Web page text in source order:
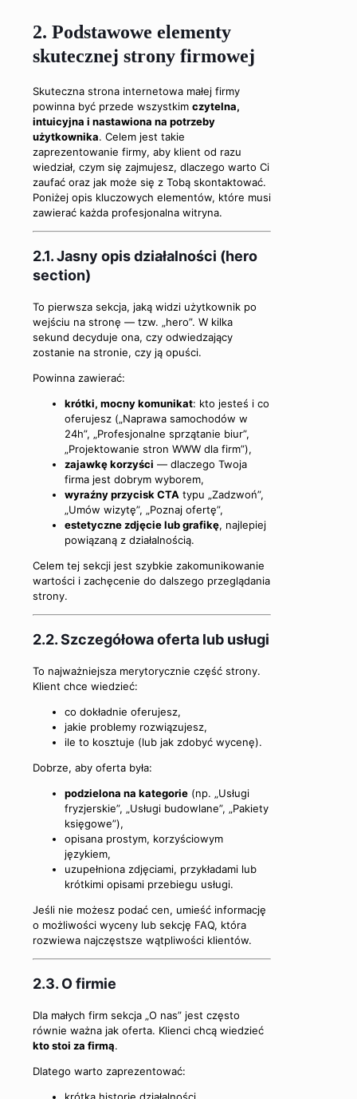
2. Podstawowe elementy
skutecznej strony firmowej
Skuteczna strona internetowa małej firmy
powinna być przede wszystkim czytelna,
intuicyjna i nastawiona na potrzeby
użytkownika. Celem jest takie
zaprezentowanie firmy, aby klient od razu
wiedział, czym się zajmujesz, dlaczego warto Ci
zaufać oraz jak może się z Tobą skontaktować.
Poniżej opis kluczowych elementów, które musi
zawierać każda profesjonalna witryna.
2.1. Jasny opis działalności (hero
section)
To pierwsza sekcja, jaką widzi użytkownik po
wejściu na stronę — tzw. „hero”. W kilka
sekund decyduje ona, czy odwiedzający
zostanie na stronie, czy ją opuści.
Powinna zawierać:
krótki, mocny komunikat: kto jesteś i co
oferujesz („Naprawa samochodów w
24h”, „Profesjonalne sprzątanie biur”,
„Projektowanie stron WWW dla firm”),
zajawkę korzyści — dlaczego Twoja
firma jest dobrym wyborem,
wyraźny przycisk CTA typu „Zadzwoń”,
„Umów wizytę”, „Poznaj ofertę”,
estetyczne zdjęcie lub grafikę, najlepiej
powiązaną z działalnością.
Celem tej sekcji jest szybkie zakomunikowanie
wartości i zachęcenie do dalszego przeglądania
strony.
2.2. Szczegółowa oferta lub usługi
To najważniejsza merytorycznie część strony.
Klient chce wiedzieć:
co dokładnie oferujesz,
jakie problemy rozwiązujesz,
ile to kosztuje (lub jak zdobyć wycenę).
Dobrze, aby oferta była:
podzielona na kategorie (np. „Usługi
fryzjerskie”, „Usługi budowlane”, „Pakiety
księgowe”),
opisana prostym, korzyściowym
językiem,
uzupełniona zdjęciami, przykładami lub
krótkimi opisami przebiegu usługi.
Jeśli nie możesz podać cen, umieść informację
o możliwości wyceny lub sekcję FAQ, która
rozwiewa najczęstsze wątpliwości klientów.
2.3. O firmie
Dla małych firm sekcja „O nas” jest często
równie ważna jak oferta. Klienci chcą wiedzieć
kto stoi za firmą.
Dlatego warto zaprezentować: